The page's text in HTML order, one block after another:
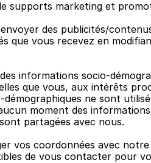
supports marketing et
des publicités/
que vous recevez en
informations socio-
que vous, aux intérêts
ne sont
moment des
partagées avec nous.
vos coordonnées avec
de vous contacter pour